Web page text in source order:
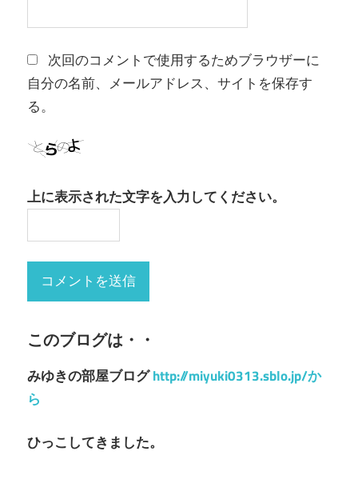
次回のコメントで使用するためブラウザーに
自分の名前、メールアドレス、サイトを保存す
る。
上に表示された文字を入力してください。
このブログは・・
みゆきの部屋ブログhttp://miyuki0313.sblo.jp/か
ら
ひっこしてきました。